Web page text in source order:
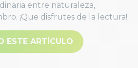
entre naturaleza,
¡Que disfrutes de la lectura!
ESTE ARTÍCULO